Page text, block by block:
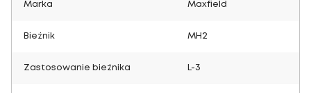
Marka Maxfield
Bieżnik MH2
Zastosowanie bieżnika L-3